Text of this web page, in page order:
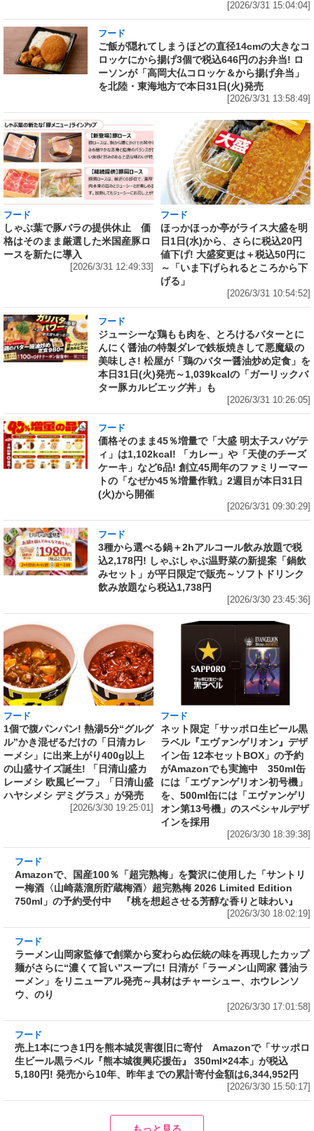
[2026/3/31 15:04:04]
フード
ご飯が隠れてしまうほどの直径14cmの大きなコ
ロッケにから揚げ3個で税込646円のお弁当! ロ
ーソンが「高岡大仏コロッケ＆から揚げ弁当」
を北陸・東海地方で本日31日(火)発売
[2026/3/31 13:58:49]
フード
しゃぶ葉で豚バラの提供休止 価
格はそのまま厳選した米国産豚ロ
ースを新たに導入
[2026/3/31 12:49:33]
フード
ほっかほっか亭がライス大盛を明
日1日(水)から、さらに税込20円
値下げ! 大盛変更は＋税込50円に
～「いま下げられるところから下
げる」
[2026/3/31 10:54:52]
フード
ジューシーな鶏もも肉を、とろけるバターとに
んにく醤油の特製ダレで鉄板焼きして悪魔級の
美味しさ! 松屋が「鶏のバター醤油炒め定食」を
本日31日(火)発売～1,039kcalの「ガーリックバ
ター豚カルビエッグ丼」も
[2026/3/31 10:26:05]
フード
価格そのまま45％増量で「大盛 明太子スパゲテ
ィ」は1,102kcal! 「カレー」や「天使のチーズ
ケーキ」など6品! 創立45周年のファミリーマー
トの「なぜか45％増量作戦」2週目が本日31日
(火)から開催
[2026/3/31 09:30:29]
フード
3種から選べる鍋＋2hアルコール飲み放題で税
込2,178円! しゃぶしゃぶ温野菜の新提案「鍋飲
みセット」が平日限定で販売～ソフトドリンク
飲み放題なら税込1,738円
[2026/3/30 23:45:36]
フード
1個で腹パンパン! 熱湯5分“グルグ
ル”かき混ぜるだけの「日清カレ
ーメシ」に出来上がり400g以上
の山盛サイズ誕生! 「日清山盛カ
レーメシ 欧風ビーフ」「日清山盛
ハヤシメシ デミグラス」が発売
[2026/3/30 19:25:01]
フード
ネット限定「サッポロ生ビール黒
ラベル『エヴァンゲリオン』デザ
イン缶 12本セットBOX」の予約
がAmazonでも実施中 350ml缶
には「エヴァンゲリオン初号機」
を、500ml缶には「エヴァンゲリ
オン第13号機」のスペシャルデザ
インを採用
[2026/3/30 18:39:38]
Amazonで、国産100％「超完熟梅」を贅沢に使
用した「サントリー梅酒〈山崎蒸溜所貯蔵梅
酒〉超完熟梅 2026 Limited Edition 750ml」の
予約受付中 『桃を想起させる芳醇な香りと味
わい』
フード
ラーメン山岡家監修で創業から変わらぬ伝統の
ープに! 日清が「ラーメン山岡家 醤油ラーメ
ン」をリニューアル発売～具材はチャーシュ
[2026/3/30 17:01:58]
フード
売上1本につき1円を熊本城災害復旧に寄付
Amazonで「サッポロ生ビール黒ラベル『熊本
城復興応援缶』 350ml×24本」が税込5,180円!
発売から10年、昨年までの累計寄付金額は